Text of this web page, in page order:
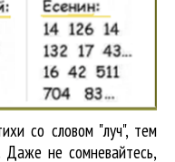
со словом "луч", тем
Даже не сомневайтесь,